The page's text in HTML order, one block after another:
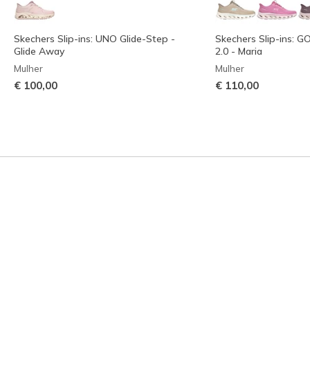
Skechers Slip-ins: UNO Glide-Step -
Glide Away
Mulher
€ 100,00
Skechers Slip-ins:
2.0 - Maria
Mulher
€ 110,00